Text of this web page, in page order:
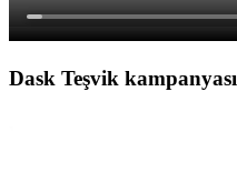
Dask Teşvik kampanyası